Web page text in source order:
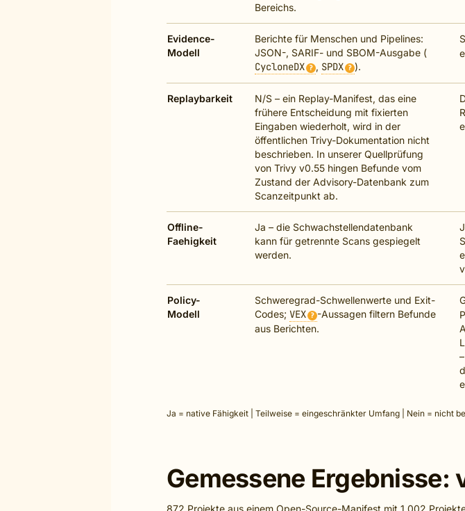
Bereichs.
Evidence-
Modell
Berichte für Menschen und Pipelines:
JSON-, SARIF- und SBOM-Ausgabe (
CycloneDX ? , SPDX ? ).
Replaybarkeit
N/S – ein Replay-Manifest, das eine
frühere Entscheidung mit fixierten
Eingaben wiederholt, wird in der
öffentlichen Trivy-Dokumentation nicht
beschrieben. In unserer Quellprüfung
von Trivy v0.55 hingen Befunde vom
Zustand der Advisory-Datenbank zum
Scanzeitpunkt ab.
Offline-
Faehigkeit
Ja – die Schwachstellendatenbank
kann für getrennte Scans gespiegelt
werden.
Policy-
Modell
Schweregrad-Schwellenwerte und Exit-
Codes; VEX ? -Aussagen filtern Befunde
aus Berichten.
Ja = native Fähigkeit | Teilweise = eingeschränkter Umfang | Nein = nicht
Gemessene Ergebnisse:
872 Projekte aus einem Open-Source-Manifest mit 1.002